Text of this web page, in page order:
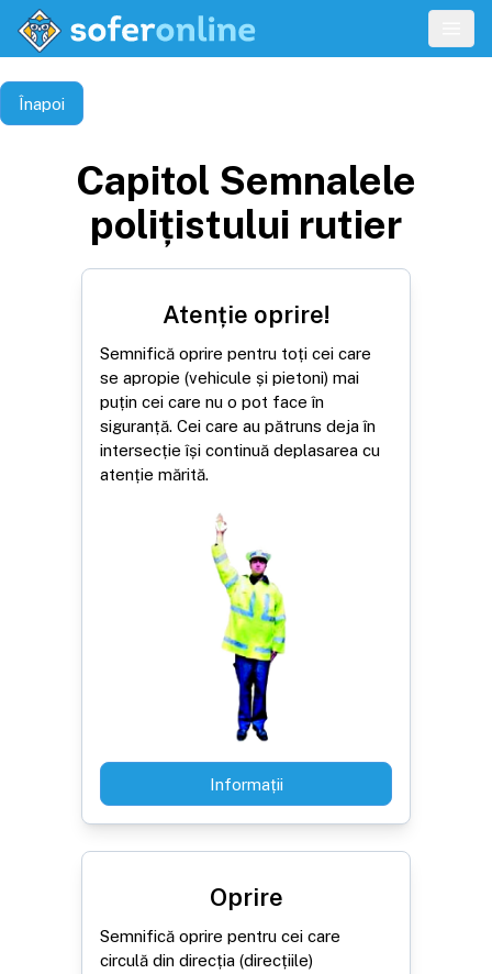
Înapoi
Capitol Semnalele
polițistului rutier
Atenție oprire!
Semnifică oprire pentru toți cei care
se apropie (vehicule și pietoni) mai
puțin cei care nu o pot face în
siguranță. Cei care au pătruns deja în
intersecție își continuă deplasarea cu
atenție mărită.
Informații
Oprire
Semnifică oprire pentru cei care
circulă din direcția (direcțiile)